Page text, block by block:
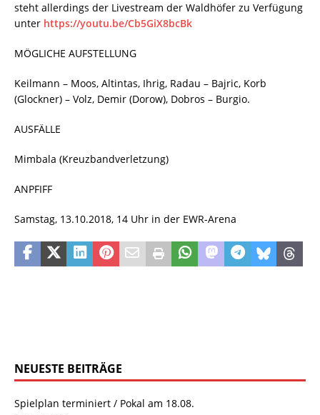
steht allerdings der Livestream der Waldhöfer zu Verfügung
unter https://youtu.be/Cb5GiX8bcBk
MÖGLICHE AUFSTELLUNG
Keilmann – Moos, Altintas, Ihrig, Radau – Bajric, Korb
(Glockner) – Volz, Demir (Dorow), Dobros – Burgio.
AUSFÄLLE
Mimbala (Kreuzbandverletzung)
ANPFIFF
Samstag, 13.10.2018, 14 Uhr in der EWR-Arena
NEUESTE BEITRÄGE
Spielplan terminiert / Pokal am 18.08.